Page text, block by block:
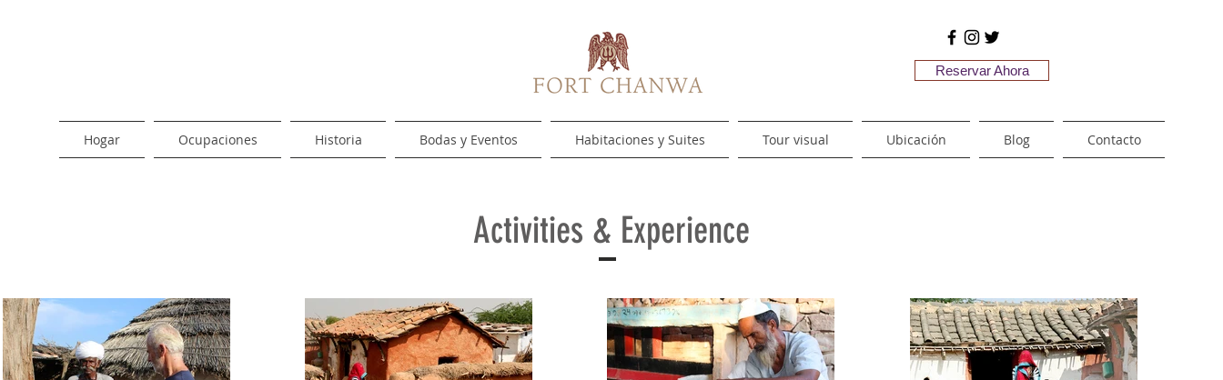
Reservar Ahora
Hogar Ocupaciones Historia Bodas y Eventos Habitaciones y Suites Tour visual Ubicación Blog Contacto
Activities & Experience